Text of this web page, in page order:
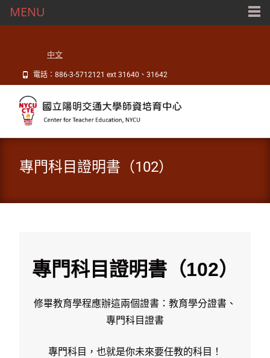
中文
電話：886-3-5712121 ext 31640、31642
專門科目證明書（102）
專門科目證明書（102）
修畢教育學程應辦這兩個證書：教育學分證書、
專門科目證書
專門科目，也就是你未來要任教的科目！
MENU